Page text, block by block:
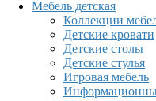
Мебель детская
Коллекции
Детские кровати
Детские столы
Детские стулья
Игровая мебель